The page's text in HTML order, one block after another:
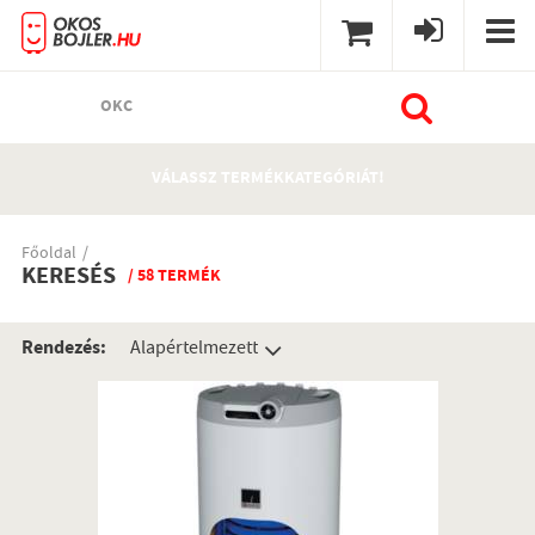
OKC
VÁLASSZ TERMÉKKATEGÓRIÁT!
Főoldal
KERESÉS / 58 TERMÉK
Rendezés: